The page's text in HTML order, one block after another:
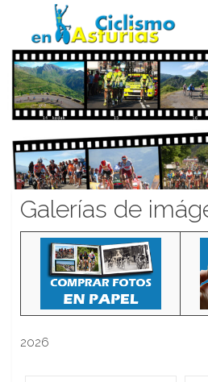
CICLISMO EN ASTURIAS
Galerías de
2026